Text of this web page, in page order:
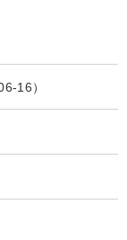
16